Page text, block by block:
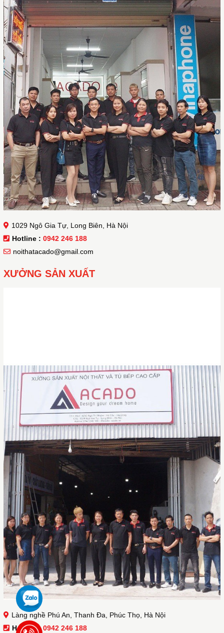
1029 Ngô Gia Tự, Long Biên, Hà Nội
Hotline : 0942 246 188
noithatacado@gmail.com
XƯỞNG SẢN XUẤT
Làng nghề Phú An, Thanh Đa, Phúc Thọ, Hà Nội
Hotline :0942 246 188